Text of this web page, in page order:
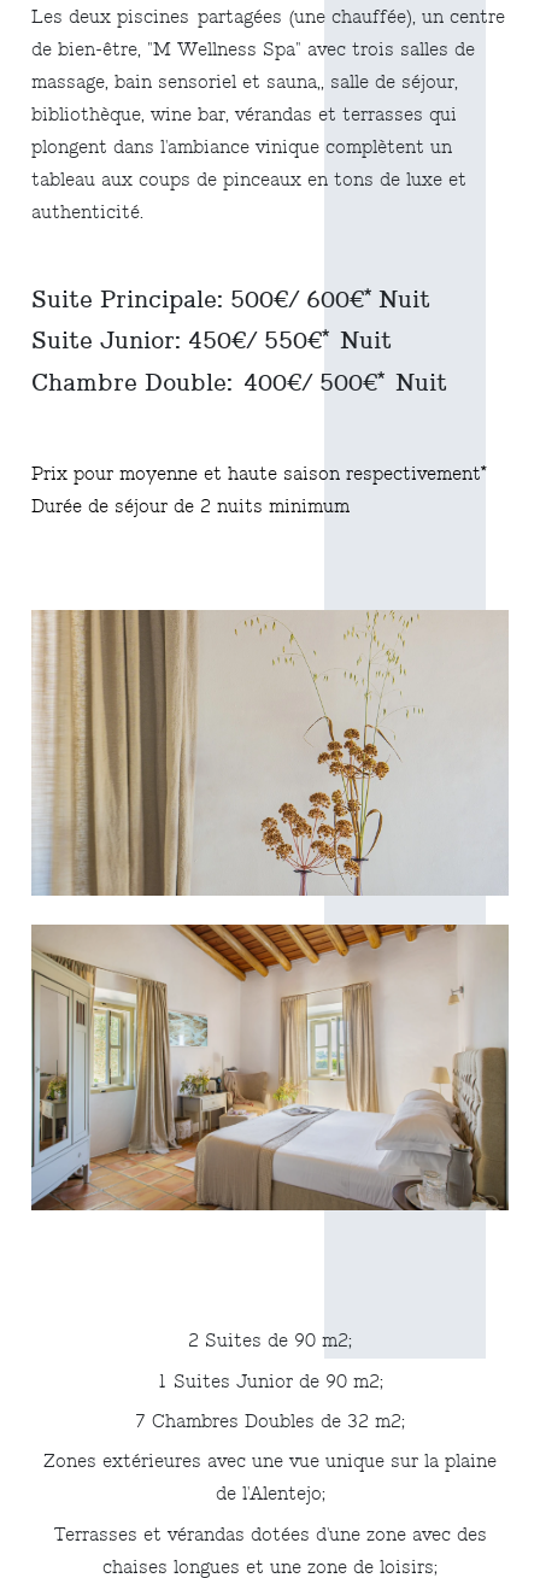
Les deux piscines partagées (une chauffée), un centre
de bien-être, "M Wellness Spa" avec trois salles de
massage, bain sensoriel et sauna,, salle de séjour,
bibliothèque, wine bar, vérandas et terrasses qui
plongent dans l'ambiance vinique complètent un
tableau aux coups de pinceaux en tons de luxe et
authenticité.
Suite Principale: 500€/ 600€* Nuit
Suite Junior: 450€/ 550€* Nuit
Chambre Double: 400€/ 500€* Nuit
Prix pour moyenne et haute saison respectivement*
Durée de séjour de 2 nuits minimum
2 Suites de 90 m2;
1 Suites Junior de 90 m2;
7 Chambres Doubles de 32 m2;
Zones extérieures avec une vue unique sur la plaine
de l'Alentejo;
Terrasses et vérandas dotées d'une zone avec des
chaises longues et une zone de loisirs;